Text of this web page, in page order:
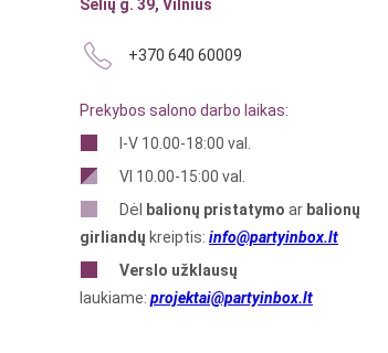
Sėlių g. 39, Vilnius
+370 640 60009
Prekybos salono darbo laikas:
I-V 10.00-18:00 val.
VI 10.00-15:00 val.
Dėl
balionų pristatymo ar balionų
girliandų kreiptis: info@partyinbox.lt
Verslo užklausų
laukiame: projektai@partyinbox.lt